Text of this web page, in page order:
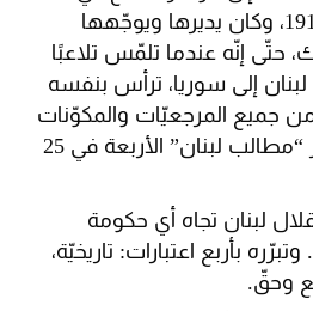
فرساي-باريس سنة 1919، وكان يديرها ويوجّهها
حتّى إنّه عندما تلمّس تلاعبًا
إلى سوريا، ترأس بنفسه
من جميع المرجعيّات والمكوّنات
اللبنانيّة، وقّدم للمؤتمر “مطالب لبنان” الأربعة في 25
لبنان تجاه أي حكومة
بأربع اعتبارات: تاريخيّة،
وحقّ.